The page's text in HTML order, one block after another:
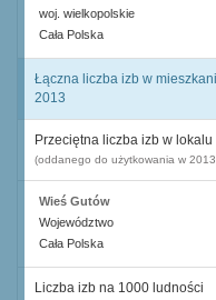
woj. wielkopolskie
Cała Polska
Łączna liczba izb w
2013
Przeciętna liczba izb w lokalu
(oddanego do użytkowania w
Wieś Gutów
Województwo
Cała Polska
Liczba izb na 1000 ludności